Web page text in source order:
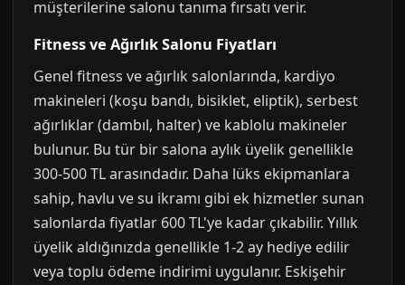
müşterilerine salonu tanıma fırsatı verir.
Fitness ve Ağırlık Salonu Fiyatları
Genel fitness ve ağırlık salonlarında, kardiyo
makineleri (koşu bandı, bisiklet, eliptik), serbest
ağırlıklar (dambıl, halter) ve kablolu makineler
bulunur. Bu tür bir salona aylık üyelik genellikle
300-500 TL arasındadır. Daha lüks ekipmanlara
sahip, havlu ve su ikramı gibi ek hizmetler sunan
salonlarda fiyatlar 600 TL'ye kadar çıkabilir. Yıllık
üyelik aldığınızda genellikle 1-2 ay hediye edilir
veya toplu ödeme indirimi uygulanır. Eskişehir